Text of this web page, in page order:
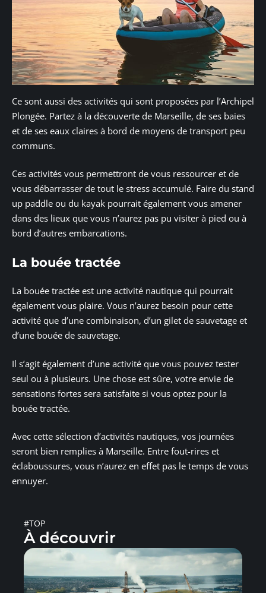
Ce sont aussi des activités qui sont proposées par l’Archipel
Plongée. Partez à la découverte de Marseille, de ses baies
et de ses eaux claires à bord de moyens de transport peu
communs.
Ces activités vous permettront de vous ressourcer et de
vous débarrasser de tout le stress accumulé. Faire du stand
up paddle ou du kayak pourrait également vous amener
dans des lieux que vous n’aurez pas pu visiter à pied ou à
bord d’autres embarcations.
La bouée tractée
La bouée tractée est une activité nautique qui pourrait
également vous plaire. Vous n’aurez besoin pour cette
activité que d’une combinaison, d’un gilet de sauvetage et
d’une bouée de sauvetage.
Il s’agit également d’une activité que vous pouvez tester
seul ou à plusieurs. Une chose est sûre, votre envie de
sensations fortes sera satisfaite si vous optez pour la
bouée tractée.
Avec cette sélection d’activités nautiques, vos journées
seront bien remplies à Marseille. Entre fout-rires et
éclaboussures, vous n’aurez en effet pas le temps de vous
ennuyer.
#TOP
À découvrir